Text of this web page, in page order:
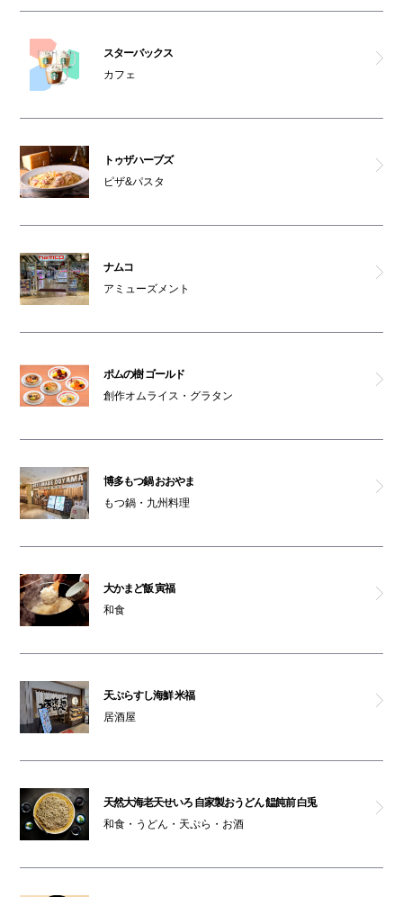
スターバックス
カフェ
トゥザハーブズ
ピザ&パスタ
ナムコ
アミューズメント
ポムの樹 ゴールド
創作オムライス・グラタン
博多もつ鍋 おおやま
もつ鍋・九州料理
大かまど飯 寅福
和食
天ぷらすし海鮮 米福
居酒屋
天然大海老天せいろ 自家製おうどん 饂飩前 白兎
和食・うどん・天ぷら・お酒